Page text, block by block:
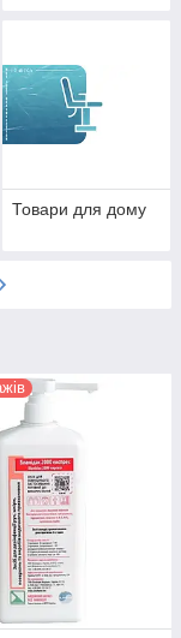
Товари для дому